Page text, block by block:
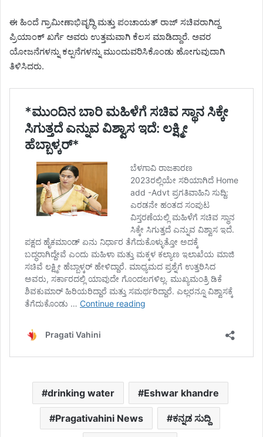
ಈ ಹಿಂದೆ ಗ್ರಾಮೀಣಾಭಿವೃದ್ಧಿ ಮತ್ತು ಪಂಚಾಯತ್ ರಾಜ್ ಸಚಿವರಾಗಿದ್ದ
ಪ್ರಿಯಾಂಕ್ ಖರ್ಗೆ ಅವರು ಉತ್ತಮವಾಗಿ ಕೆಲಸ ಮಾಡಿದ್ದಾರೆ. ಅವರ
ಯೋಜನೆಗಳನ್ನು ಕಲ್ಪನೆಗಳನ್ನು ಮುಂದುವರಿಸಿಕೊಂಡು ಹೋಗುವುದಾಗಿ
ತಿಳಿಸಿದರು.
drinking water Eshwar khandre
Pragativahini News ಕನ್ನಡ ಸುದ್ದಿ